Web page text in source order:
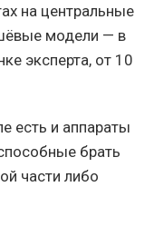
на центральные
модели — в
эксперта, от 10
есть и аппараты
брать
части либо